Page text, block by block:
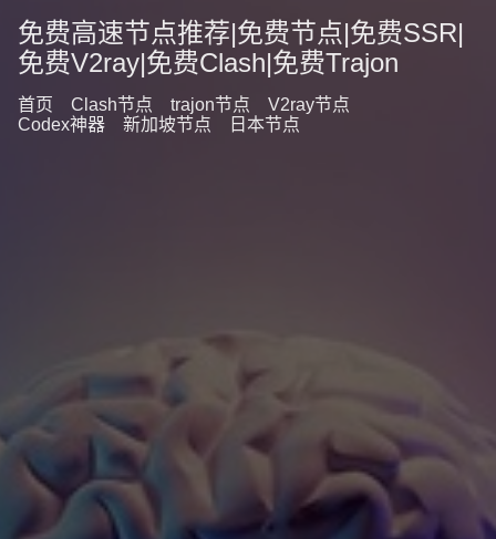
免费高速节点推荐|免费节点|免费SSR|
免费V2ray|免费Clash|免费Trajon
首页 Clash节点 trajon节点
V2ray节点
Codex神器
新加坡节点 日本节点